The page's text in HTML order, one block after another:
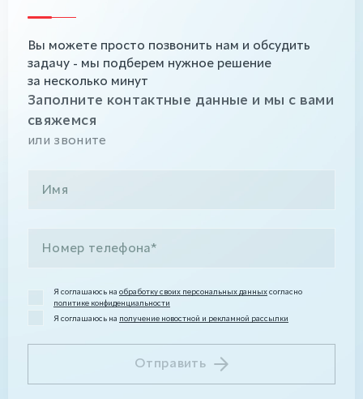
Вы можете просто позвонить нам и обсудить
задачу - мы подберем нужное решение
за несколько минут
Заполните контактные данные и мы с вами
свяжемся
или звоните
Я соглашаюсь на обработку своих персональных данных согласно
политике конфиденциальности
Я соглашаюсь на получение новостной и рекламной рассылки
Отправить